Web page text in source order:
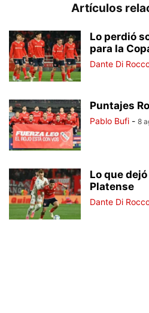
Artículos
Lo perdió
para la
Dante Di
Puntajes
Pablo Bufi - 8
Lo que
Platense
Dante Di